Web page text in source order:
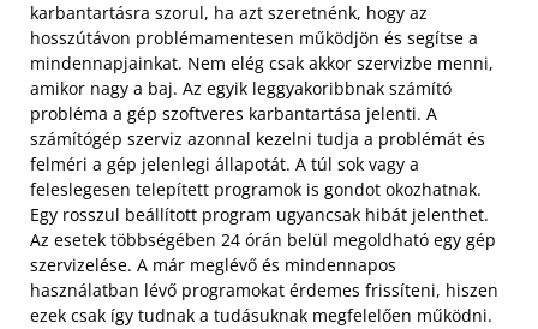
karbantartásra szorul, ha azt szeretnénk, hogy az
hosszútávon problémamentesen működjön és segítse a
mindennapjainkat. Nem elég csak akkor szervizbe menni,
amikor nagy a baj. Az egyik leggyakoribbnak számító
probléma a gép szoftveres karbantartása jelenti. A
számítógép szerviz azonnal kezelni tudja a problémát és
felméri a gép jelenlegi állapotát. A túl sok vagy a
feleslegesen telepített programok is gondot okozhatnak.
Egy rosszul beállított program ugyancsak hibát jelenthet.
Az esetek többségében 24 órán belül megoldható egy gép
szervizelése. A már meglévő és mindennapos
használatban lévő programokat érdemes frissíteni, hiszen
ezek csak így tudnak a tudásuknak megfelelően működni.